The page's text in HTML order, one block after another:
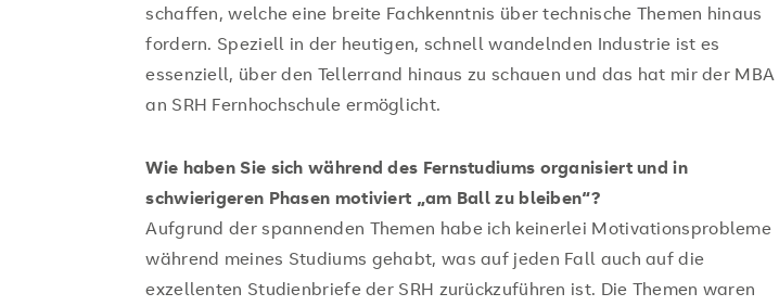
schaffen, welche eine breite Fachkenntnis über technische Themen hinaus
fordern. Speziell in der heutigen, schnell wandelnden Industrie ist es
essenziell, über den Tellerrand hinaus zu schauen und das hat mir der MBA
an SRH Fernhochschule ermöglicht.
Wie haben Sie sich während des Fernstudiums organisiert und in
schwierigeren Phasen motiviert „am Ball zu bleiben“?
Aufgrund der spannenden Themen habe ich keinerlei Motivationsprobleme
während meines Studiums gehabt, was auf jeden Fall auch auf die
exzellenten Studienbriefe der SRH zurückzuführen ist. Die Themen waren